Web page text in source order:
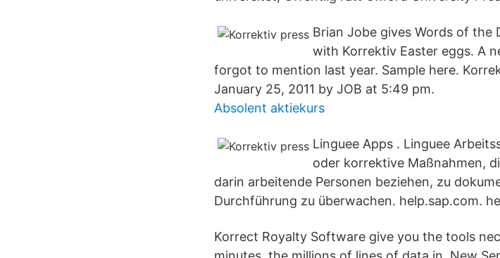
Brian Jobe gives Words of
with Korrektiv Easter eggs. A
forgot to mention last year. Sample here.
January 25, 2011 by JOB at 5:49 pm.
Absolent aktiekurs
Linguee Apps . Linguee
oder korrektive Maßnahmen,
darin arbeitende Personen beziehen, zu
Durchführung zu überwachen. help.sap.com.
Korrect Royalty Software give you the tools